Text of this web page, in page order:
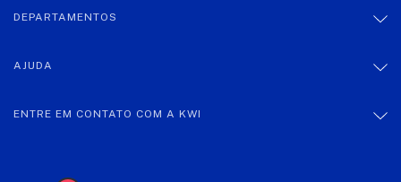
DEPARTAMENTOS
AJUDA
ENTRE EM CONTATO COM A KWI